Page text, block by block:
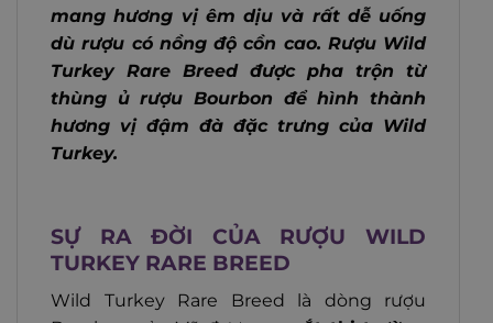
mang hương vị êm dịu và rất dễ uống
dù rượu có nồng độ cồn cao. Rượu Wild
Turkey Rare Breed được pha trộn từ
thùng ủ rượu Bourbon để hình thành
hương vị đậm đà đặc trưng của Wild
Turkey.
SỰ RA ĐỜI CỦA RƯỢU WILD
TURKEY RARE BREED
Wild Turkey Rare Breed là dòng rượu